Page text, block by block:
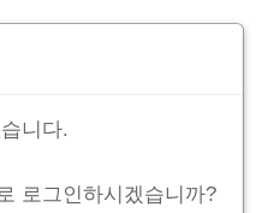
니다.
로그인하시겠습니까?